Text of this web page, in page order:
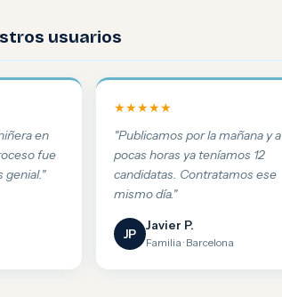
usuarios
en
fue
genial."
★★★★★
"Publicamos por la mañana y
pocas horas ya teníamos 12
candidatas. Contratamos ese
mismo día."
JP
Javier P.
Familia · Barcelona